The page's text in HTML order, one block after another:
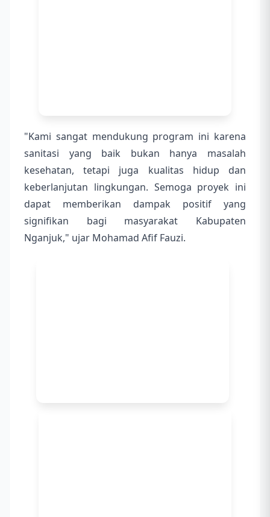
"Kami sangat mendukung program ini karena
sanitasi yang baik bukan hanya masalah
kesehatan, tetapi juga kualitas hidup dan
keberlanjutan lingkungan. Semoga proyek ini
dapat memberikan dampak positif yang
signifikan bagi masyarakat Kabupaten
Nganjuk," ujar Mohamad Afif Fauzi.